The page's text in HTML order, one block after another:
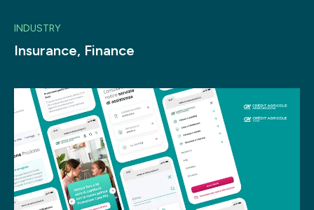
Cosa facciamo
Point of W
Careers
Contatti
INDUSTRY
Insurance, Finance